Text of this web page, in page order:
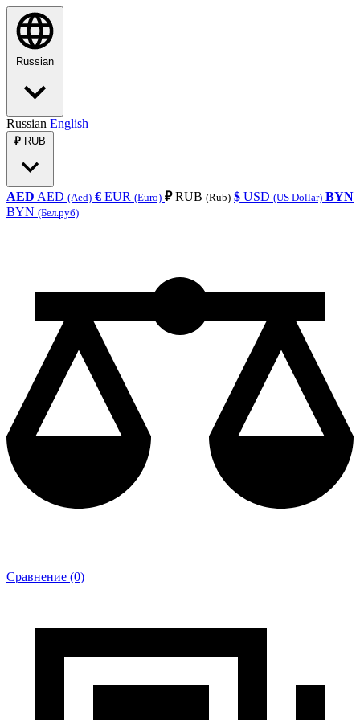
Russian
Russian English
₽ RUB
AED AED (Aed) € EUR (Euro) ₽RUB (Rub) $ USD (US Dollar) BYN
BYN (Бел.руб)
Сравнение (0)